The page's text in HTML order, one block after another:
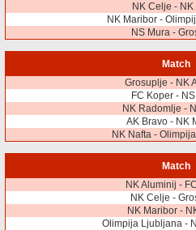
NK Celje - NK
NK Maribor -
NS Mura -
Match
Grosuplje - NK
FC Koper -
NK Radomlje -
AK Bravo - NK
NK Nafta -
Match
NK Aluminij -
NK Celje -
NK Maribor -
Olimpija Ljubljana -